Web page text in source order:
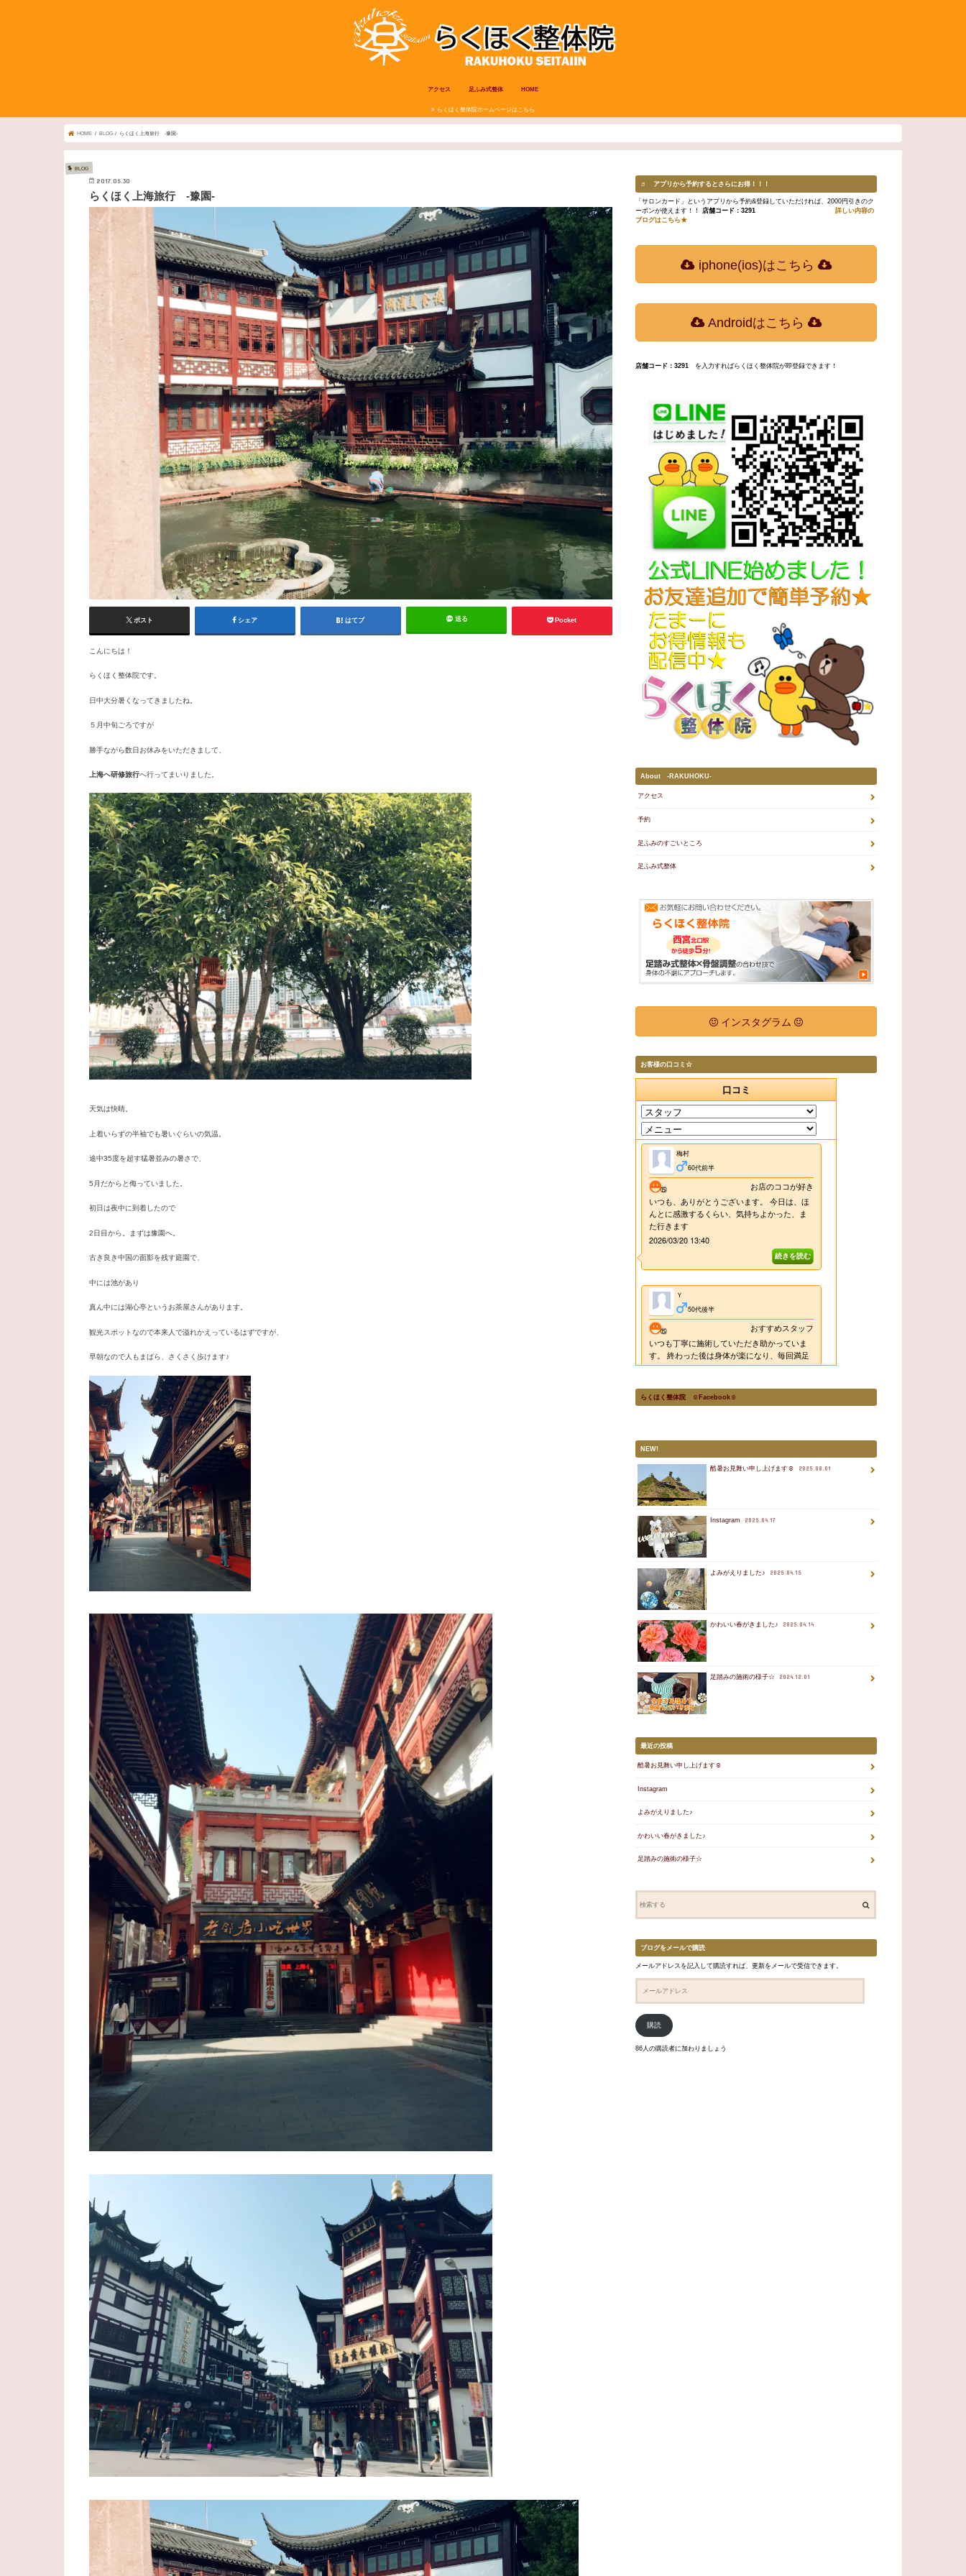
アクセス 足ふみ式整体 HOME
らくほく整体院ホームページはこちら
HOME BLOG らくほく上海旅行 -豫園-
BLOG
2017.05.30
らくほく上海旅行 -豫園-
ポスト シェア はてブ 送る Pocket
こんにちは！
らくほく整体院です。
日中大分暑くなってきましたね。
５月中旬ごろですが
勝手ながら数日お休みをいただきまして、
上海へ研修旅行へ行ってまいりました。
天気は快晴。
上着いらずの半袖でも暑いぐらいの気温。
途中35度を超す猛暑並みの暑さで、
5月だからと侮っていました。
初日は夜中に到着したので
2日目から。まずは豫園へ。
古き良き中国の面影を残す庭園で、
中には池があり
真ん中には湖心亭というお茶屋さんがあります。
観光スポットなので本来人で溢れかえっているはずですが、
早朝なので人もまばら、さくさく歩けます♪
♬ アプリから予約するとさらにお得！！！
「サロンカード」というアプリから予約&登録していただければ、2000円引きのク
ーポンが使えます！！ 店舗コード：3291
詳しい内容の
ブログはこちら★
iphone(ios)はこちら
Androidはこちら
店舗コード：3291 を入力すればらくほく整体院が即登録できます！
About -RAKUHOKU-
アクセス
予約
足ふみのすごいところ
足ふみ式整体
インスタグラム
お客様の口コミ☆
らくほく整体院 ☺Facebook☺
NEW!
酷暑お見舞い申し上げます☺ 2025.08.01
Instagram 2025.04.17
よみがえりました♪ 2025.04.15
かわいい春がきました♪ 2025.04.14
足踏みの施術の様子☆ 2024.12.01
最近の投稿
酷暑お見舞い申し上げます☺
Instagram
よみがえりました♪
かわいい春がきました♪
足踏みの施術の様子☆
ブログをメールで購読
メールアドレスを記入して購読すれば、更新をメールで受信できます。
ド
レ
ス
購読
86人の購読者に加わりましょう